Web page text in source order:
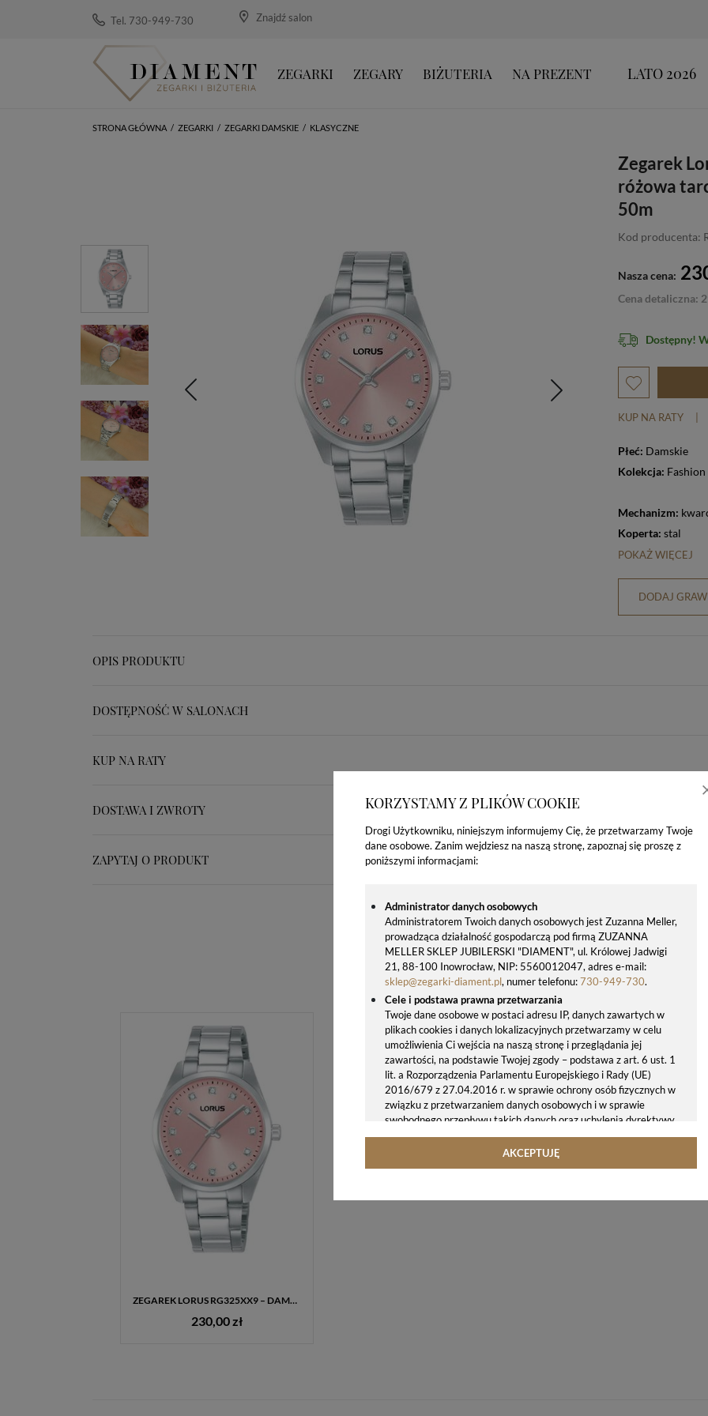
KORZYSTAMY Z PLIKÓW COOKIE
Drogi Użytkowniku, niniejszym informujemy Cię, że przetwarzamy Twoje
dane osobowe. Zanim wejdziesz na naszą stronę, zapoznaj się proszę z
poniższymi informacjami:
Administrator danych osobowych
Administratorem Twoich danych osobowych jest Zuzanna Meller,
prowadząca działalność gospodarczą pod firmą ZUZANNA
MELLER SKLEP JUBILERSKI "DIAMENT", ul. Królowej Jadwigi
21, 88-100 Inowrocław, NIP: 5560012047, adres e-mail:
sklep@zegarki-diament.pl, numer telefonu:730-949-730.
Cele i podstawa prawna przetwarzania
Twoje dane osobowe w postaci adresu IP, danych zawartych w
plikach cookies i danych lokalizacyjnych przetwarzamy w celu
umożliwienia Ci wejścia na naszą stronę i przeglądania jej
zawartości, na podstawie Twojej zgody – podstawa z art. 6 ust. 1
lit. a Rozporządzenia Parlamentu Europejskiego i Rady (UE)
2016/679 z 27.04.2016 r. w sprawie ochrony osób fizycznych w
związku z przetwarzaniem danych osobowych i w sprawie
swobodnego przepływu takich danych oraz uchylenia dyrektywy
95/46/WE (ogólne rozporządzenie o ochronie danych, tj. RODO).
Twoje dane osobowe możemy udostępniać hostingodawcy. Takie
zgodnie z naszymi poleceniami. Przekazujemy Twoje dane poza
AKCEPTUJĘ
Tel. 730-949-730 Znajdź salon
ZEGARKI ZEGARY BIŻUTERIA NA PREZENT LATO 2026
STRONA GŁÓWNA / ZEGARKI / ZEGARKI DAMSKIE / KLASYCZNE
Zegarek
różowa
50m
Kod producenta:
Nasza cena:
Cena detaliczna:
Dostępny!
KUP NA RATY
Płeć: Damskie
Kolekcja: Fashion
Mechanizm:
Koperta: stal
POKAŻ WIĘCEJ
DODAJ
OPIS PRODUKTU
DOSTĘPNOŚĆ W SALONACH
KUP NA RATY
DOSTAWA I ZWROTY
ZAPYTAJ O PRODUKT
OSTATNIO OGLĄDANE PRODUKTY
ZEGAREK LORUS RG325XX9 – DAMSKI SREBRNY, RÓŻOWA TARCZA Z CYRKONIAMI, STAL SZLACHETNA, 50M
230,00 zł